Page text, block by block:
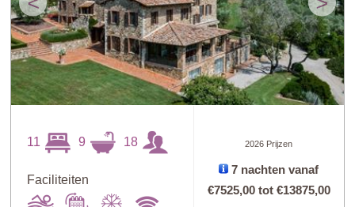
11 9 18
Faciliteiten
2026 Prijzen
7 nachten vanaf
€7525,00tot €13875,00